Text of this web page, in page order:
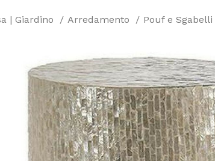
| Giardino Arredamento Pouf e Sgabelli